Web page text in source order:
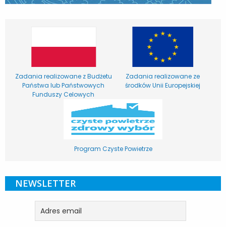
Zadania realizowane z Budżetu
Państwa lub Państwowych
Funduszy Celowych
Zadania realizowane ze
środków Unii Europejskiej
Program Czyste Powietrze
NEWSLETTER